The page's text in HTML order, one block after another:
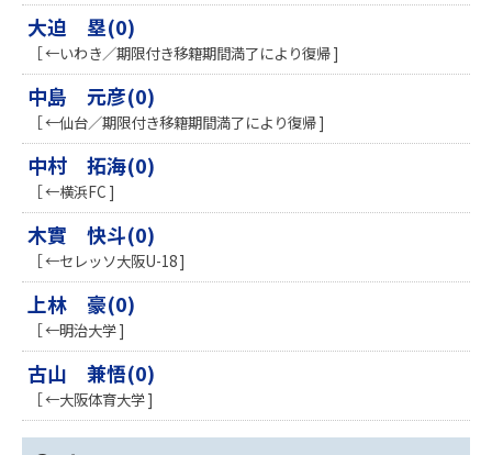
大迫 塁(0)
［ ←いわき／期限付き移籍期間満了により復帰 ]
中島 元彦(0)
［ ←仙台／期限付き移籍期間満了により復帰 ]
中村 拓海(0)
［ ←横浜FC ]
木實 快斗(0)
［ ←セレッソ大阪U-18 ]
上林 豪(0)
［ ←明治大学 ]
古山 兼悟(0)
［ ←大阪体育大学 ]